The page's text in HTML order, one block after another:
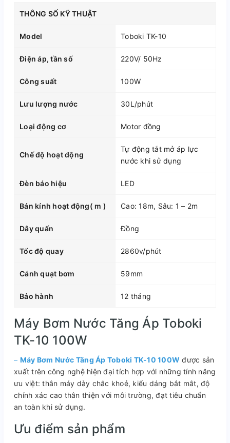
THÔNG SỐ KỸ THUẬT
Model Toboki TK-10
Điện áp, tần số 220V/ 50Hz
Công suất 100W
Lưu lượng nước 30L/phút
Loại động cơ Motor đồng
Chế độ hoạt động
Tự động tắt mở áp lực
nước khi sử dụng
Đèn báo hiệu LED
Bán kính hoạt động( m ) Cao: 18m, Sâu: 1 – 2m
Dây quấn Đồng
Tốc độ quay 2860v/phút
Cánh quạt bơm 59mm
Bảo hành 12 tháng
Máy Bơm Nước Tăng Áp Toboki
TK-10 100W
– Máy Bơm Nước Tăng Áp Toboki TK-10 100W được sản
xuất trên công nghệ hiện đại tích hợp với những tính năng
ưu việt: thân máy dày chắc khoẻ, kiểu dáng bắt mắt, độ
chính xác cao thân thiện với môi trường, đạt tiêu chuẩn
an toàn khi sử dụng.
Ưu điểm sản phẩm